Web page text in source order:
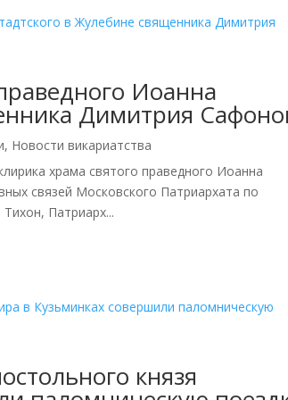
Иоанна
Димитрия
, Новости викариатства
храма святого праведного Иоанна
связей Московского Патриархата по
Патриарх...
князя